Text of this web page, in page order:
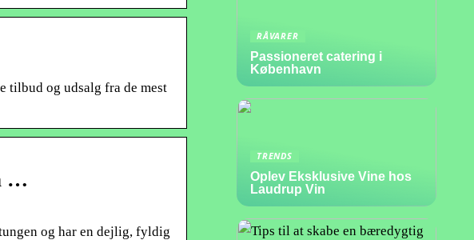
tilbud og udsalg fra de mest
…
og har en dejlig, fyldig
RÅVARER
Passioneret catering i
København
TRENDS
Oplev Eksklusive Vine hos
Laudrup Vin